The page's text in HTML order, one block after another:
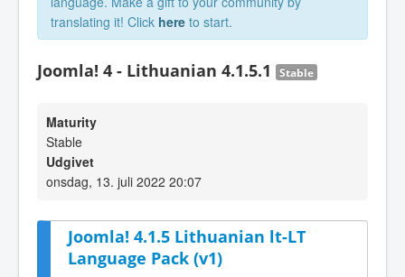
translating it! Click here to start.
Joomla! 4 - Lithuanian 4.1.5.1 Stable
Maturity
Stable
Udgivet
onsdag, 13. juli 2022 20:07
Joomla! 4.1.5 Lithuanian lt-LT
Language Pack (v1)